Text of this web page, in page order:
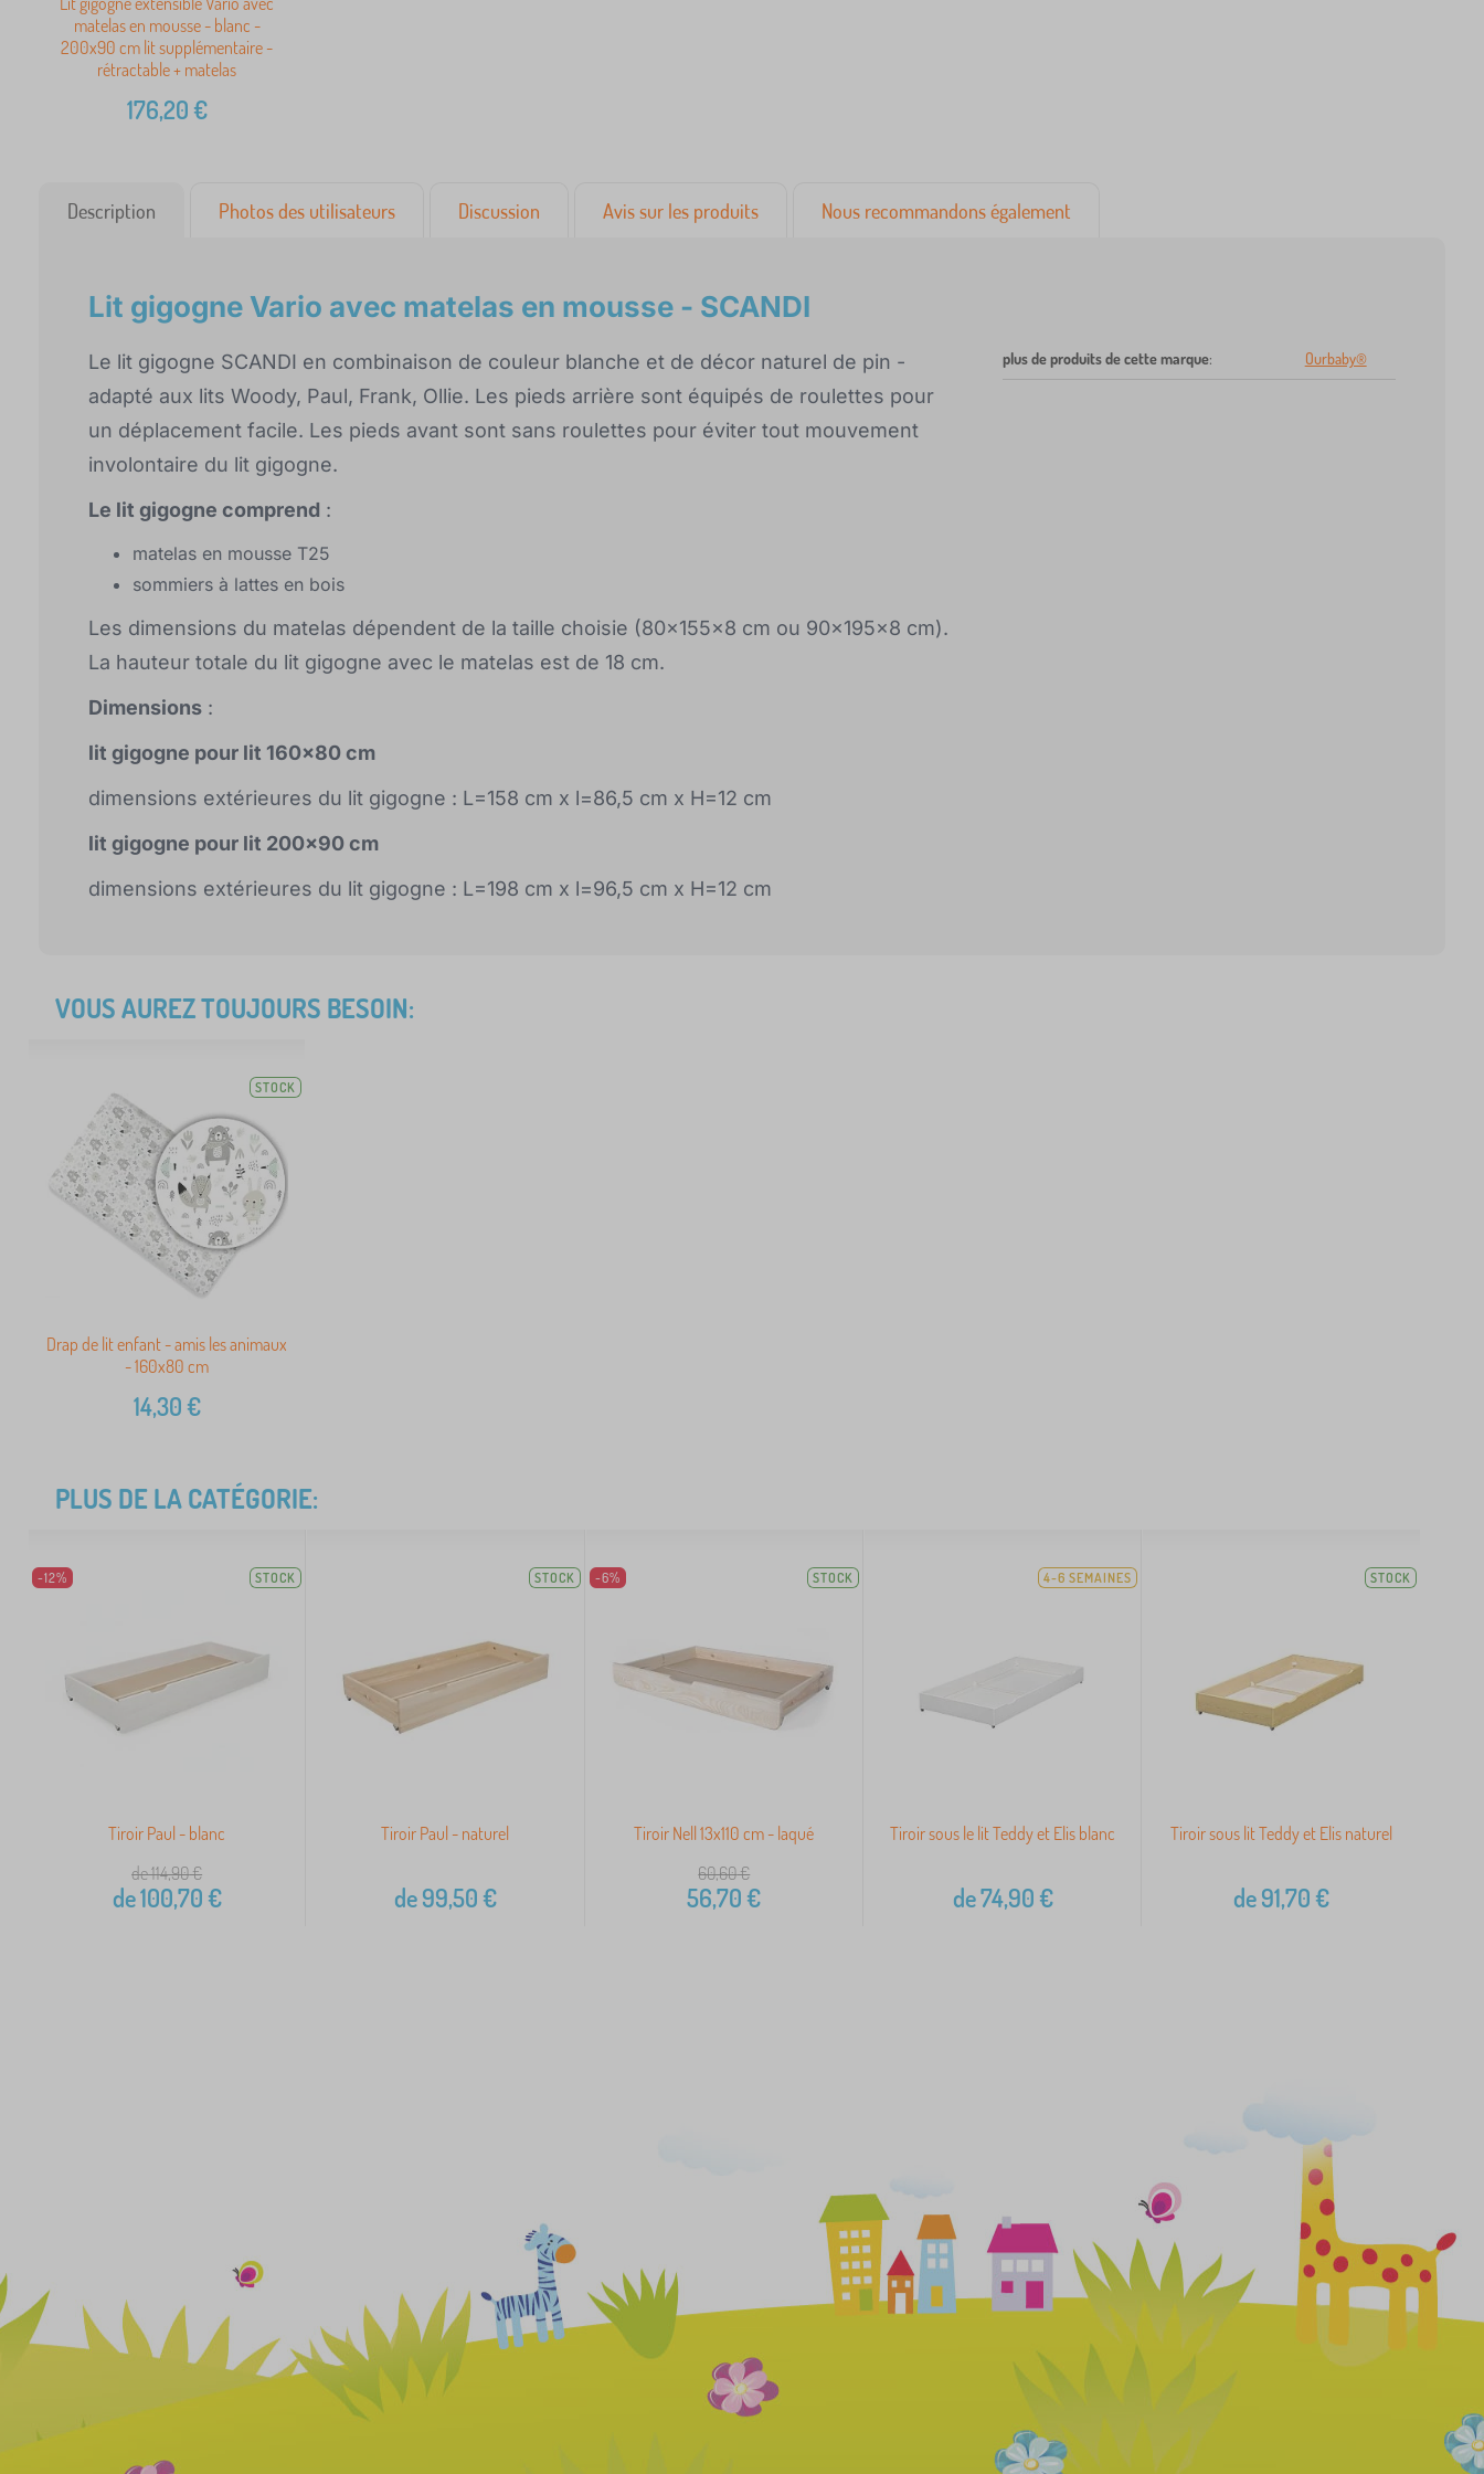
matelas en mousse - blanc -
200x90 cm lit supplémentaire -
rétractable + matelas
176,20€
Description Photos des utilisateurs Discussion Avis sur les produits Nous recommandons également
Lit gigogne Vario avec matelas en mousse - SCANDI
Le lit gigogne SCANDI en combinaison de couleur blanche et de décor naturel de pin -
adapté aux lits Woody, Paul, Frank, Ollie. Les pieds arrière sont équipés de roulettes pour
un déplacement facile. Les pieds avant sont sans roulettes pour éviter tout mouvement
involontaire du lit gigogne.
Le lit gigogne comprend :
matelas en mousse T25
sommiers à lattes en bois
Les dimensions du matelas dépendent de la taille choisie (80x155x8 cm ou 90x195x8 cm).
La hauteur totale du lit gigogne avec le matelas est de 18 cm.
Dimensions :
lit gigogne pour lit 160x80 cm
dimensions extérieures du lit gigogne : L=158 cm x l=86,5 cm x H=12 cm
lit gigogne pour lit 200x90 cm
dimensions extérieures du lit gigogne : L=198 cm x l=96,5 cm x H=12 cm
plus de produits de cette marque: Ourbaby®
VOUS AUREZ TOUJOURS BESOIN:
STOCK
Drap de lit enfant - amis les animaux
- 160x80 cm
14,30€
PLUS DE LA CATÉGORIE:
-12% STOCK
Tiroir Paul - blanc
de 114,90€
de100,70€
STOCK
Tiroir Paul - naturel
de99,50€
-6% STOCK
Tiroir Nell 13x110 cm - laqué
60,60€
56,70€
4-6 SEMAINES
Tiroir sous le lit Teddy et Elis blanc
de74,90€
STOCK
Tiroir sous lit Teddy et Elis naturel
de91,70€